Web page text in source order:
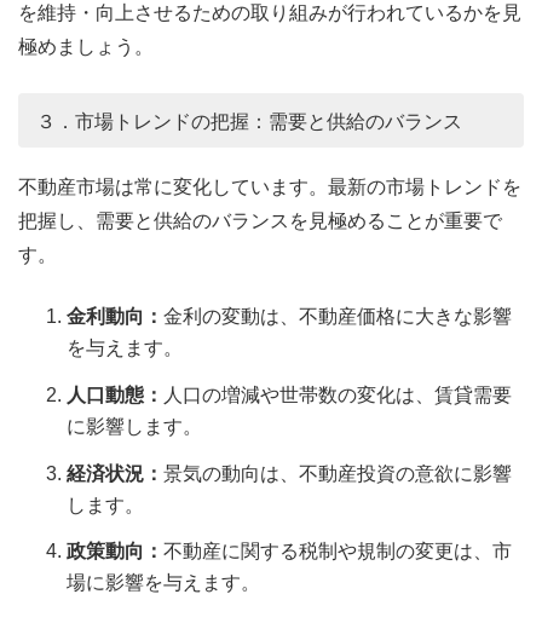
を維持・向上させるための取り組みが行われているかを見
極めましょう。
３．市場トレンドの把握：需要と供給のバランス
不動産市場は常に変化しています。最新の市場トレンドを
把握し、需要と供給のバランスを見極めることが重要で
す。
金利動向： 金利の変動は、不動産価格に大きな影響
を与えます。
人口動態： 人口の増減や世帯数の変化は、賃貸需要
に影響します。
経済状況： 景気の動向は、不動産投資の意欲に影響
します。
政策動向： 不動産に関する税制や規制の変更は、市
場に影響を与えます。